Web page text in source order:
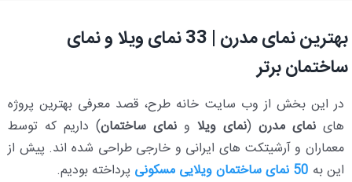
بهترین نمای مدرن | 33 نمای ویلا و نمای
ساختمان برتر
در این بخش از وب سایت خانه طرح، قصد معرفی بهترین پروژه
های نمای مدرن (نمای ویلا و نمای ساختمان) داریم که توسط
معماران و آرشیتکت های ایرانی و خارجی طراحی شده اند. پیش از
این به 50 نمای ساختمان ویلایی مسکونی پرداخته بودیم.